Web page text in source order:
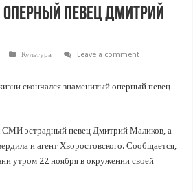
певец Дмитрий
Культура
Leave a comment
скончался знаменитый оперный певец
эстрадный певец Дмитрий Маликов, а
и агент Хворостовского. Сообщается,
утром 22 ноября в окружении своей